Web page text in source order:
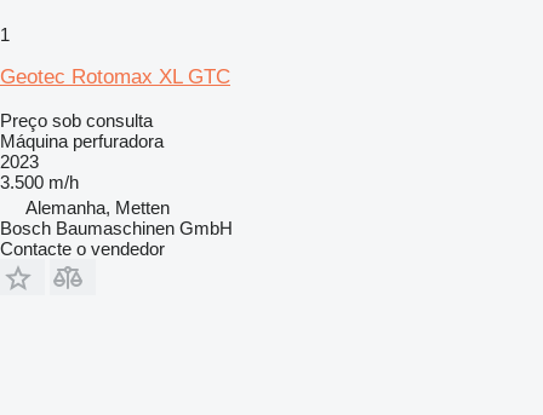
1
Geotec Rotomax XL GTC
Preço sob consulta
Máquina perfuradora
2023
3.500 m/h
Alemanha, Metten
Bosch Baumaschinen GmbH
Contacte o vendedor